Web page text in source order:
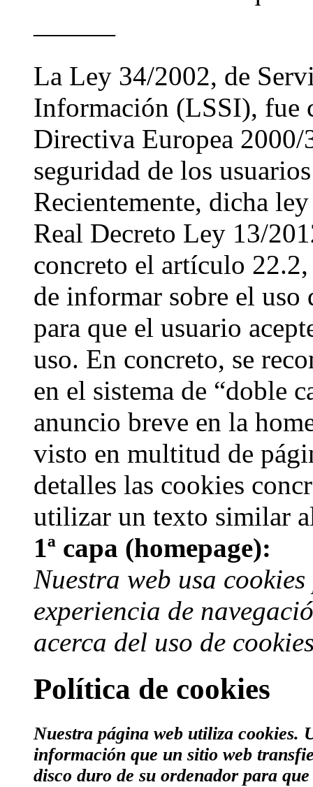
———
La Ley 34/2002, de
Información (LSSI), fue
Directiva Europea
seguridad de los
Recientemente, dicha
Real Decreto Ley 13/
concreto el artículo
de informar sobre el uso
para que el usuario
uso. En concreto, se
en el sistema de “doble
anuncio breve en la
visto en multitud de
detalles las cookies
utilizar un texto similar
1ª capa (homepage):
Nuestra web usa
experiencia de
acerca del uso de
Política de cookies
Nuestra página web utiliza cookies.
información que un sitio web
disco duro de su ordenador para